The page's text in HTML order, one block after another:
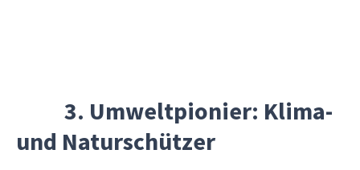
3. Umweltpionier: Klima-
und Naturschützer